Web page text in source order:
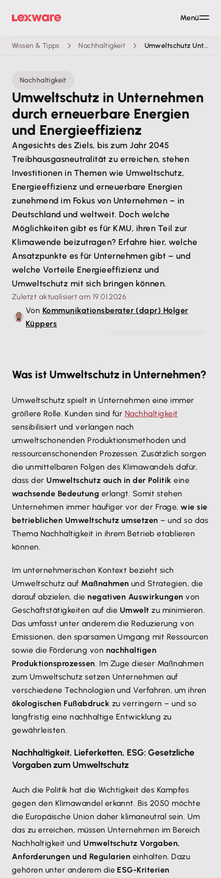
Wissen & Tipps Nachhaltigkeit Umweltschutz Unternehmen
Nachhaltigkeit
Umweltschutz in Unternehmen
durch erneuerbare Energien
und Energieeffizienz
Angesichts des Ziels, bis zum Jahr 2045
Treibhausgasneutralität zu erreichen, stehen
Investitionen in Themen wie Umweltschutz,
Energieeffizienz und erneuerbare Energien
zunehmend im Fokus von Unternehmen – in
Deutschland und weltweit. Doch welche
Möglichkeiten gibt es für KMU, ihren Teil zur
Klimawende beizutragen? Erfahre hier, welche
Ansatzpunkte es für Unternehmen gibt – und
welche Vorteile Energieeffizienz und
Umweltschutz mit sich bringen können.
Zuletzt aktualisiert am 19.01.2026
Von Kommunikationsberater (dapr) Holger
Küppers
Was ist Umweltschutz in Unternehmen?
Umweltschutz spielt in Unternehmen eine immer
größere Rolle. Kunden sind für Nachhaltigkeit
sensibilisiert und verlangen nach
umweltschonenden Produktionsmethoden und
ressourcenschonenden Prozessen. Zusätzlich sorgen
die unmittelbaren Folgen des Klimawandels dafür,
dass der Umweltschutz auch in der Politik eine
wachsende Bedeutung erlangt. Somit stehen
Unternehmen immer häufiger vor der Frage,wie sie
betrieblichen Umweltschutz umsetzen – und so das
Thema Nachhaltigkeit in ihrem Betrieb etablieren
können.
Im unternehmerischen Kontext bezieht sich
Umweltschutz auf Maßnahmen und Strategien, die
darauf abzielen, die negativen Auswirkungen von
Geschäftstätigkeiten auf die Umwelt zu minimieren.
Das umfasst unter anderem die Reduzierung von
Emissionen, den sparsamen Umgang mit Ressourcen
sowie die Förderung von nachhaltigen
Produktionsprozessen. Im Zuge dieser Maßnahmen
zum Umweltschutz setzen Unternehmen auf
verschiedene Technologien und Verfahren, um ihren
ökologischen Fußabdruck zu verringern – und so
langfristig eine nachhaltige Entwicklung zu
gewährleisten.
Nachhaltigkeit, Lieferketten, ESG: Gesetzliche
Vorgaben zum Umweltschutz
Auch die Politik hat die Wichtigkeit des Kampfes
gegen den Klimawandel erkannt. Bis 2050 möchte
die Europäische Union daher klimaneutral sein. Um
das zu erreichen, müssen Unternehmen im Bereich
Nachhaltigkeit und Umweltschutz Vorgaben,
Anforderungen und Regularien einhalten. Dazu
gehören unter anderem die ESG-Kriterien
Menü